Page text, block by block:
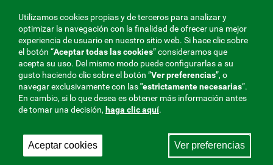
共
同
基
金
MENÚ
REDES
SOCIALES
V20
与社会保障的相互合作者，275 Fraternidad-Muprespa
Utilizamos cookies propias y de terceros para analizar y
optimizar la navegación con la finalidad de ofrecer una mejor
experiencia de usuario en nuestro sitio web. Si hace clic sobre
el botón “Aceptar todas las cookies” consideramos que
acepta su uso. Del mismo modo puede configurarlas a su
gusto haciendo clic sobre el botón ”Ver preferencias”, o
navegar exclusivamente con las"estrictamentenecesarias”.
En cambio, si lo que desea es obtener más información antes
de tomar una decisión, haga clic aquí.
Aceptar cookies Ver preferencias